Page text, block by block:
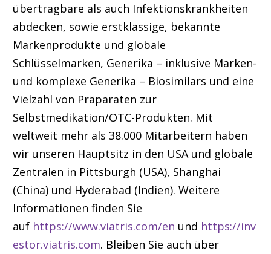
übertragbare als auch Infektionskrankheiten
abdecken, sowie erstklassige, bekannte
Markenprodukte und globale
Schlüsselmarken, Generika – inklusive Marken-
und komplexe Generika – Biosimilars und eine
Vielzahl von Präparaten zur
Selbstmedikation/OTC-Produkten. Mit
weltweit mehr als 38.000 Mitarbeitern haben
wir unseren Hauptsitz in den USA und globale
Zentralen in Pittsburgh (USA), Shanghai
(China) und Hyderabad (Indien). Weitere
Informationen finden Sie
auf https://www.viatris.com/en und https://inv
estor.viatris.com. Bleiben Sie auch über